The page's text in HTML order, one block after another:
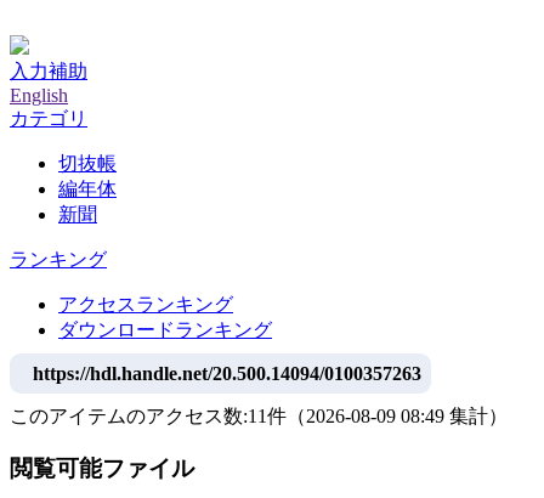
入力補助
English
カテゴリ
切抜帳
編年体
新聞
ランキング
アクセスランキング
ダウンロードランキング
https://hdl.handle.net/20.500.14094/0100357263
このアイテムのアクセス数:11件 （2026-08-09 08:49 集計）
閲覧可能ファイル